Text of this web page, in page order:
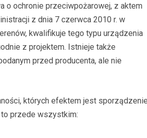
o ochronie przeciwpożarowej, z aktem
z dnia 7 czerwca 2010 r. w
kwalifikuje tego typu urządzenia
z projektem. Istnieje także
przed producenta, ale nie
których efektem jest
to przede wszystkim: